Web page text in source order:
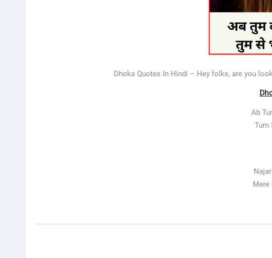
Dhoka Quotes In Hindi – Hey folks, are you
Ab
Tum
Mere